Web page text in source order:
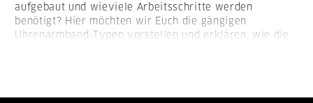
aufgebaut und wieviele Arbeitsschritte werden
benötigt? Hier möchten wir Euch die gängigen
Uhrenarmband-Typen vorstellen und erklären, wie die